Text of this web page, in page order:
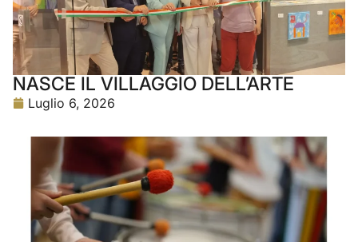
NASCE IL VILLAGGIO DELL’ARTE
Luglio 6, 2026